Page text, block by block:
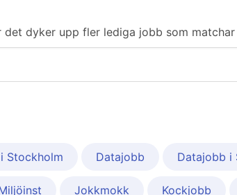
dyker upp fler lediga jobb som
Stockholm Datajobb Datajobb i
Jokkmokk Kockjobb